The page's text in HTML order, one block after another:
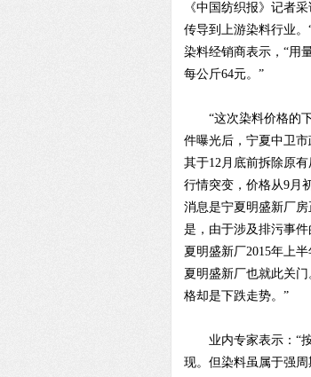
《中国纺织报》记者
传导到上游染料行业
染料经销商表示，“用
每公斤64元。”
“这次染料价格的下
件曝光后，宁夏中卫
其于12月底前拆除原
行情突变，价格从9月
消息是宁夏明盛新厂
是，由于涉及排污事
夏明盛新厂2015年上
夏明盛新厂也就此关
格却是下跌走势。”
业内专家表示：“按
现。但染料虽属于强